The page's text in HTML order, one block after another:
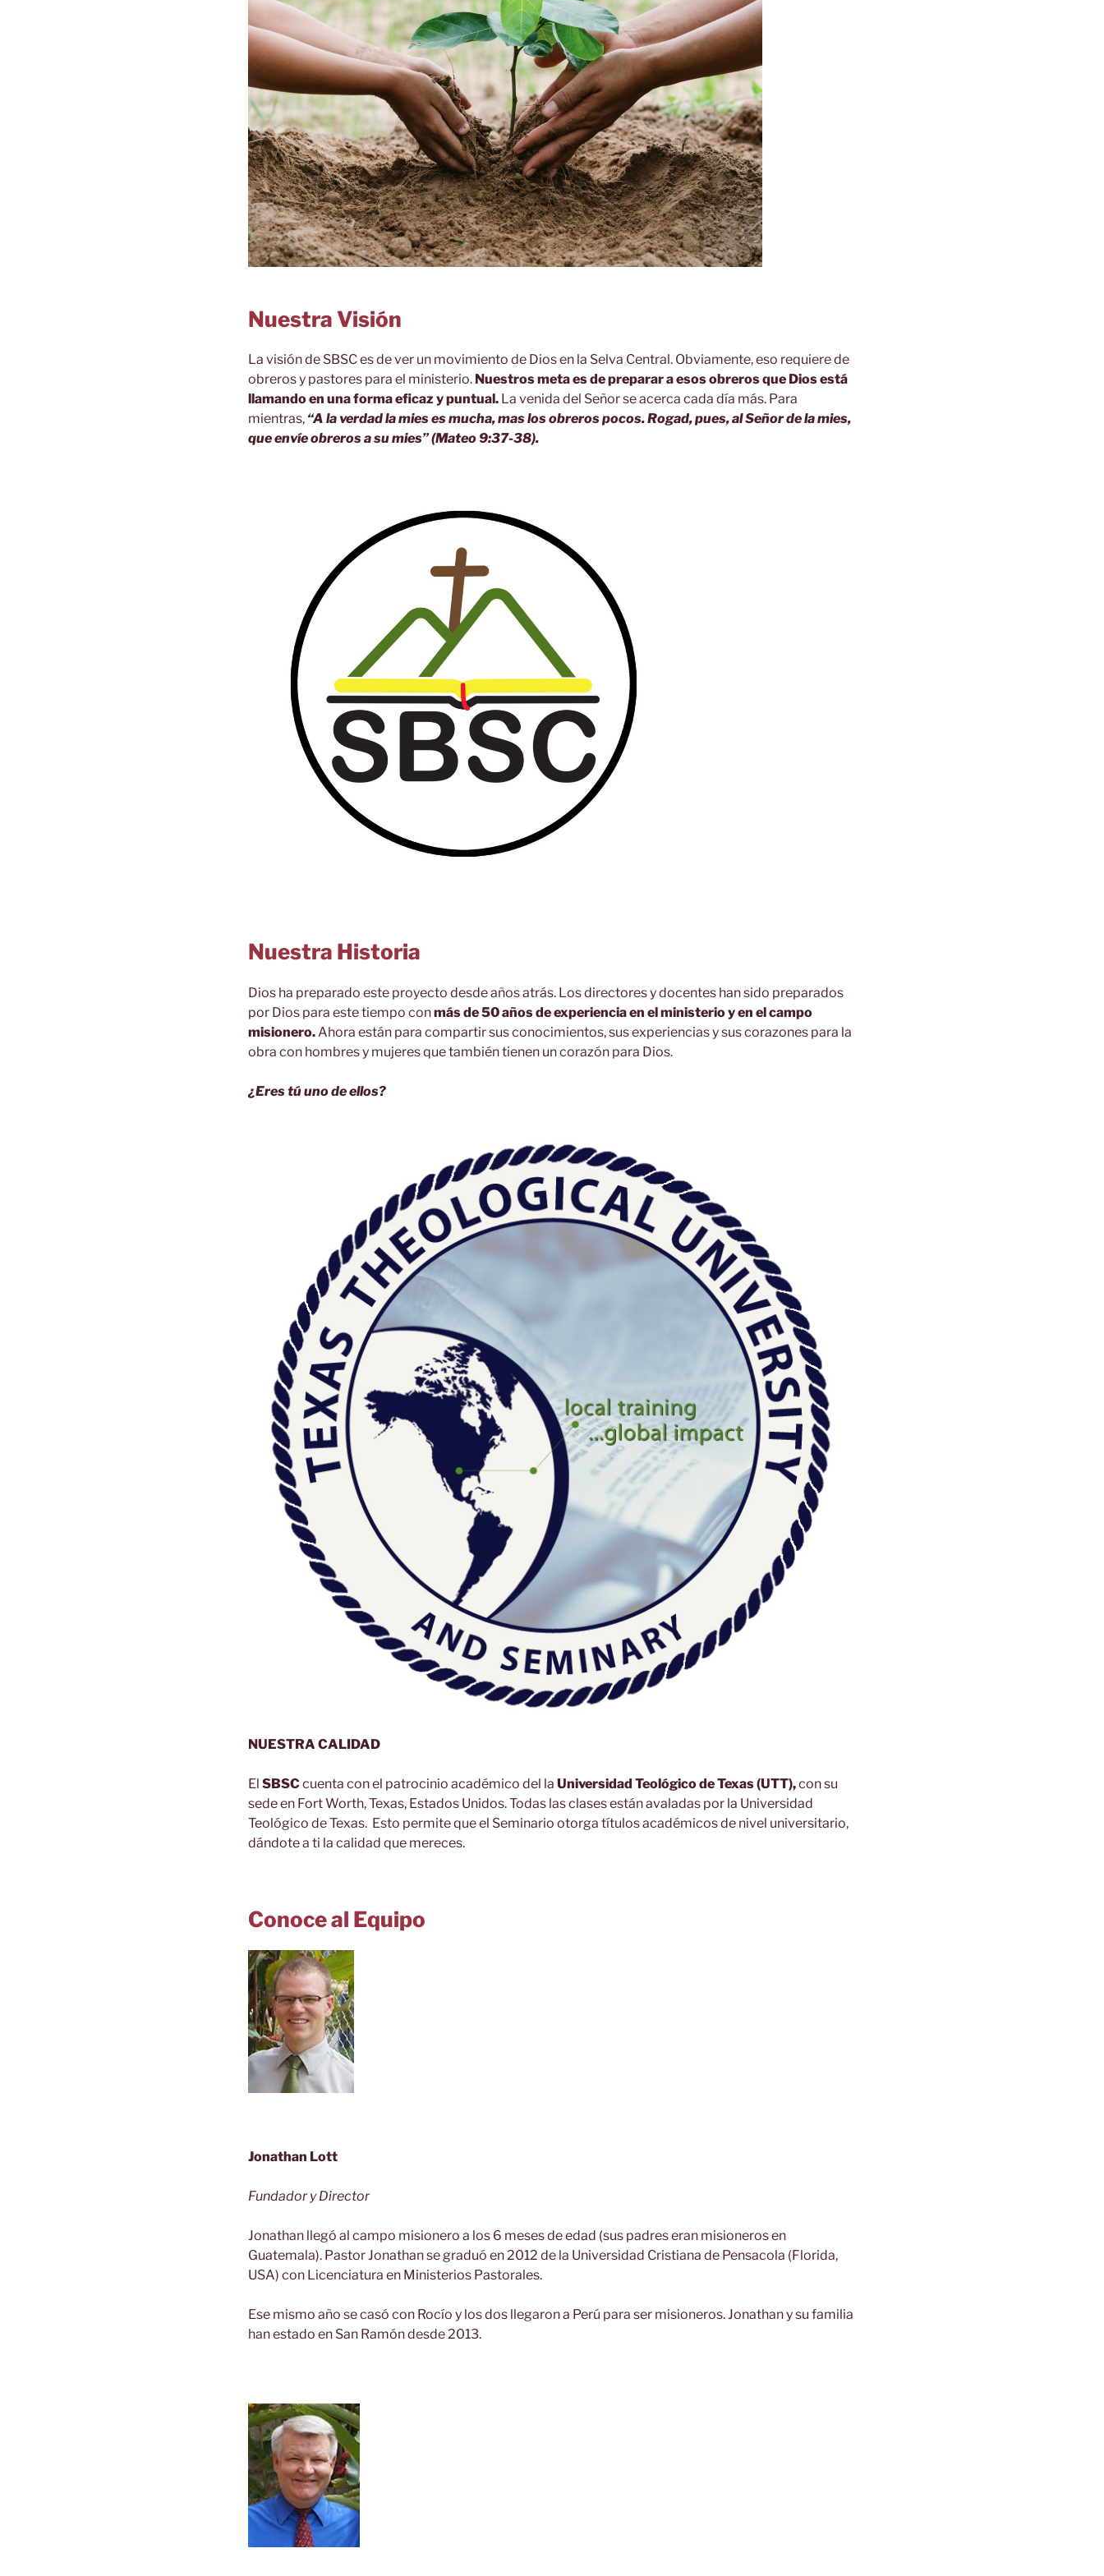
Nuestra Visión
La visión de SBSC es de ver un movimiento de Dios en la Selva Central. Obviamente, eso requiere de
obreros y pastores para el ministerio. Nuestros meta es de preparar a esos obreros que Dios está
llamando en una forma eficaz y puntual. La venida del Señor se acerca cada día más. Para
mientras, “A la verdad la mies es mucha, mas los obreros pocos. Rogad, pues, al Señor de la mies,
que envíe obreros a su mies” (Mateo 9:37-38).
Nuestra Historia
Dios ha preparado este proyecto desde años atrás. Los directores y docentes han sido preparados
por Dios para este tiempo conmás de 50 años de experiencia en el ministerio y en el campo
misionero. Ahora están para compartir sus conocimientos, sus experiencias y sus corazones para la
obra con hombres y mujeres que también tienen un corazón para Dios.
¿Eres tú uno de ellos?
NUESTRA CALIDAD
El SBSCcuenta con el patrocinio académico del la Universidad Teológico de Texas (UTT),con su
sede en Fort Worth, Texas, Estados Unidos. Todas las clases están avaladas por la Universidad
Teológico de Texas. Esto permite que el Seminario otorga títulos académicos de nivel universitario,
dándote a ti la calidad que mereces.
Conoce al Equipo
Jonathan Lott
Fundador y Director
Jonathan llegó al campo misionero a los 6 meses de edad (sus padres eran misioneros en
Guatemala). Pastor Jonathan se graduó en 2012 de la Universidad Cristiana de Pensacola (Florida,
USA) con Licenciatura en Ministerios Pastorales.
Ese mismo año se casó con Rocío y los dos llegaron a Perú para ser misioneros. Jonathan y su familia
han estado en San Ramón desde 2013.